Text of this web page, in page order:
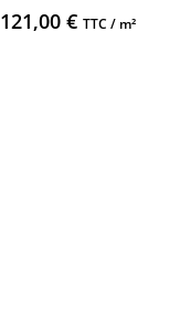
121,00 € TTC / m²